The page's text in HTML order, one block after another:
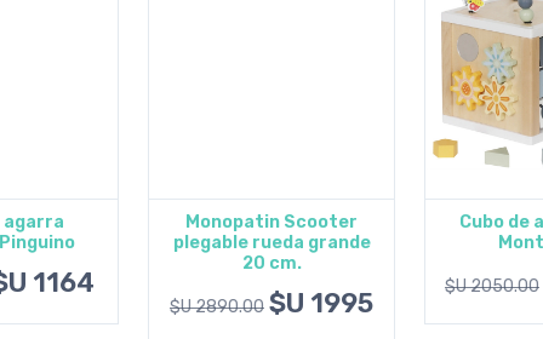
Scooter
grande
1995
Agregar al carrito
Cubo de actividades
Montessori
$U 1948
Didáctico
con
$U 1570.00